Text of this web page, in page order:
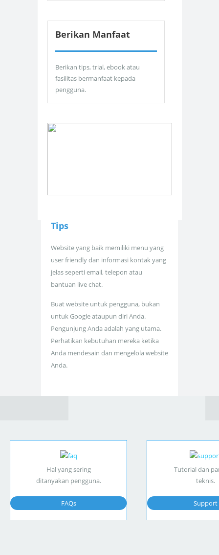
Berikan Manfaat
Berikan tips, trial, ebook atau
fasilitas bermanfaat kepada
pengguna.
Tips
Website yang baik memiliki menu yang
user friendly dan informasi kontak yang
jelas seperti email, telepon atau
bantuan live chat.
Buat website untuk pengguna, bukan
untuk Google ataupun diri Anda.
Pengunjung Anda adalah yang utama.
Perhatikan kebutuhan mereka ketika
Anda mendesain dan mengelola website
Anda.
Hal yang sering
ditanyakan pengguna.
FAQs
Tutorial dan
teknis.
Support